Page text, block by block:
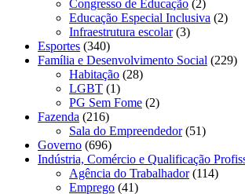
Congresso de Educação (2)
Educação Especial Inclusiva (2)
Infraestrutura escolar(3)
Esportes (340)
Família e Desenvolvimento Social (229)
Habitação (28)
LGBT (1)
PG Sem Fome (2)
Fazenda (216)
Sala do Empreendedor(51)
Governo (696)
Indústria, Comércio e Qualificação
Agência do Trabalhador(114)
Emprego (41)